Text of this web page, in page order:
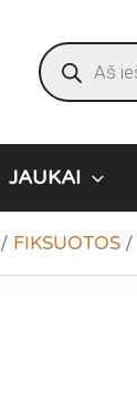
Products
search
JAUKAI
FIKSUOTOS/